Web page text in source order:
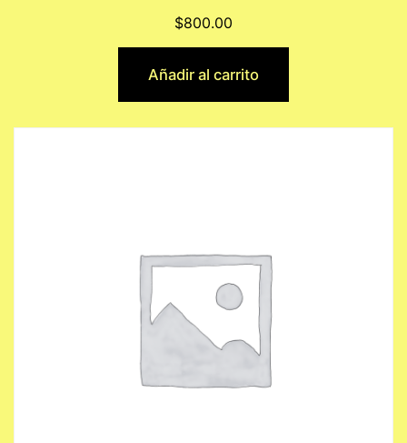
$800.00
Añadir al carrito